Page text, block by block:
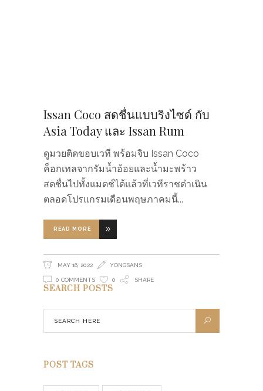
Issan Coco สดชื่นแบบริงไซด์ กับ
Asia Today และ Issan Rum
ดูมวยติดขอบเวที พร้อมจิบ Issan Coco
ค็อกเทลจากรัมน้ำอ้อยและน้ำมะพร้าว
สดชื่นไปทั้งแมตช์ได้แล้วที่เวทีราชดำเนิน
ตลอดโปรแกรมเดือนพฤษภาคมนี้
READ MORE
MAY 16, 2022 YONGSANS
0 COMMENTS 0 SHARE
SEARCH POSTS
POST TAGS